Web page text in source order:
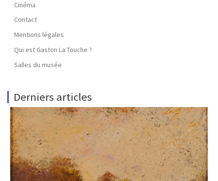
Cinéma
Contact
Mentions légales
Qui est Gaston La Touche ?
Salles du musée
Derniers articles